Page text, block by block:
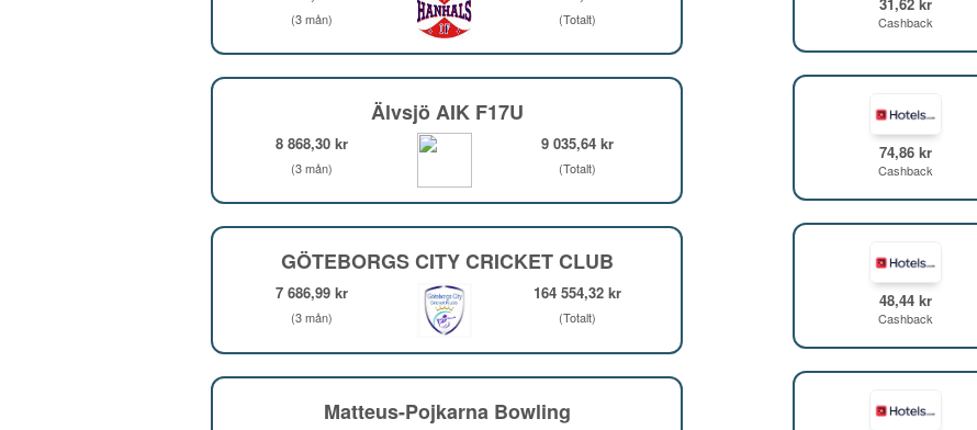
(3 mån) (Totalt)
Älvsjö AIK F17U
8 868,30 kr
(3 mån)
9 035,64 kr
(Totalt)
GÖTEBORGS CITY CRICKET CLUB
7 686,99 kr
(3 mån)
164 554,32 kr
(Totalt)
Matteus-Pojkarna Bowling
Cashback
74,86 kr
Cashback
48,44 kr
Cashback